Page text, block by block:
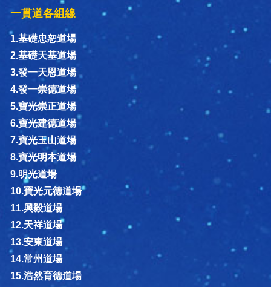
一貫道各組線
1.基礎忠恕道場
2.基礎天基道場
3.發一天恩道場
4.發一崇德道場
5.寶光崇正道場
6.寶光建德道場
7.寶光玉山道場
8.寶光明本道場
9.明光道場
10.寶光元德道場
11.興毅道場
12.天祥道場
13.安東道場
14.常州道場
15.浩然育德道場